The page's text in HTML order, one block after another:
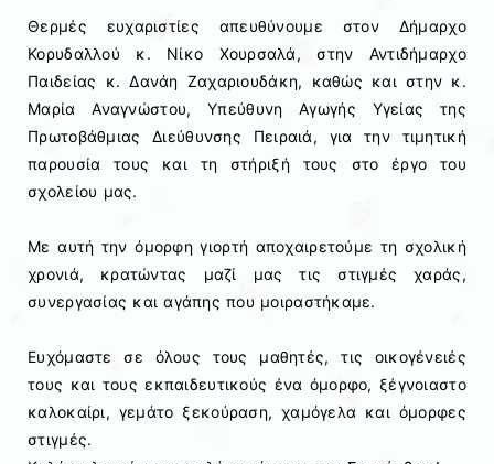
Θερμές ευχαριστίες απευθύνουμε στον Δήμαρχο
Κορυδαλλού κ. Νίκο Χουρσαλά, στην Αντιδήμαρχο
Παιδείας κ. Δανάη Ζαχαριουδάκη, καθώς και στην κ.
Μαρία Αναγνώστου, Υπεύθυνη Αγωγής Υγείας της
Πρωτοβάθμιας Διεύθυνσης Πειραιά, για την τιμητική
παρουσία τους και τη στήριξή τους στο έργο του
σχολείου μας.
Με αυτή την όμορφη γιορτή αποχαιρετούμε τη σχολική
χρονιά, κρατώντας μαζί μας τις στιγμές χαράς,
συνεργασίας και αγάπης που μοιραστήκαμε.
Ευχόμαστε σε όλους τους μαθητές, τις οικογένειές
τους και τους εκπαιδευτικούς ένα όμορφο, ξέγνοιαστο
καλοκαίρι, γεμάτο ξεκούραση, χαμόγελα και όμορφες
στιγμές.